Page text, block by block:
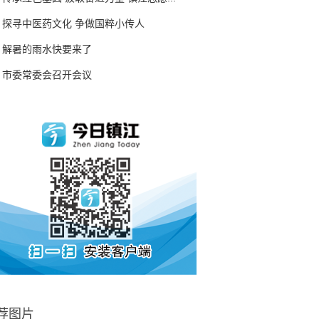
探寻中医药文化 争做国粹小传人
解暑的雨水快要来了
市委常委会召开会议
图片